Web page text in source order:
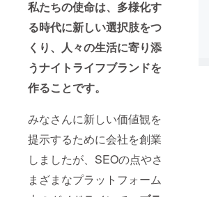
私たちの使命は、多様化す
る時代に新しい選択肢をつ
くり、人々の生活に寄り添
うナイトライフブランドを
作ることです。
みなさんに新しい価値観を
提示するために会社を創業
しましたが、SEOの点やさ
まざまなプラットフォーム